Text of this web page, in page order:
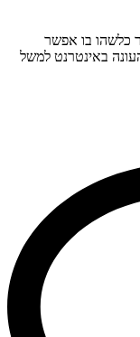
כלשהו בו אפשר
באינטרנט למשל